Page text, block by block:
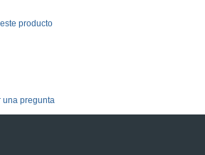
producto
una pregunta